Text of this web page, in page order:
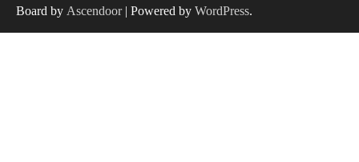
Board by Ascendoor| Powered by WordPress.